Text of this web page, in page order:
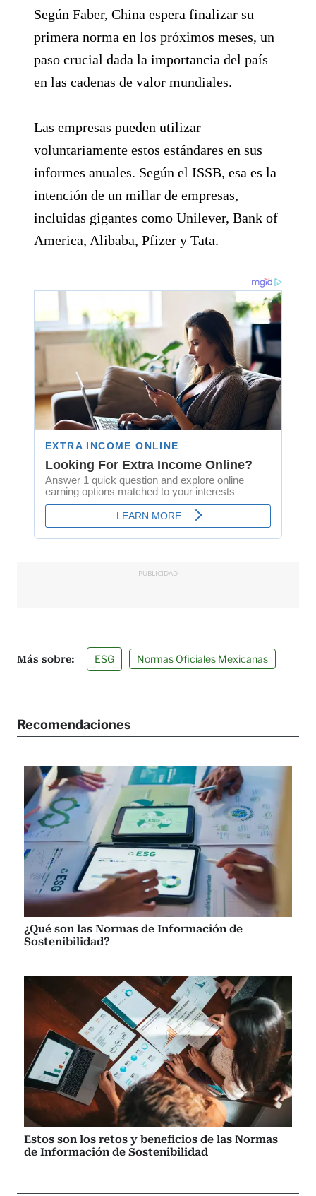
Según Faber, China espera finalizar su
primera norma en los próximos meses, un
paso crucial dada la importancia del país
en las cadenas de valor mundiales.
Las empresas pueden utilizar
voluntariamente estos estándares en sus
informes anuales. Según el ISSB, esa es la
intención de un millar de empresas,
incluidas gigantes como Unilever, Bank of
America, Alibaba, Pfizer y Tata.
PUBLICIDAD
ESG Normas Oficiales Mexicanas
Recomendaciones
¿Qué son las Normas de Información de
Sostenibilidad?
Estos son los retos y beneficios de las Normas
de Información de Sostenibilidad